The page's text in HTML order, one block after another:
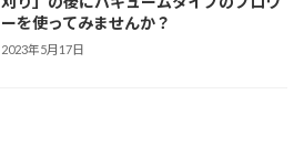
ーを使ってみませんか？
2023年5月17日